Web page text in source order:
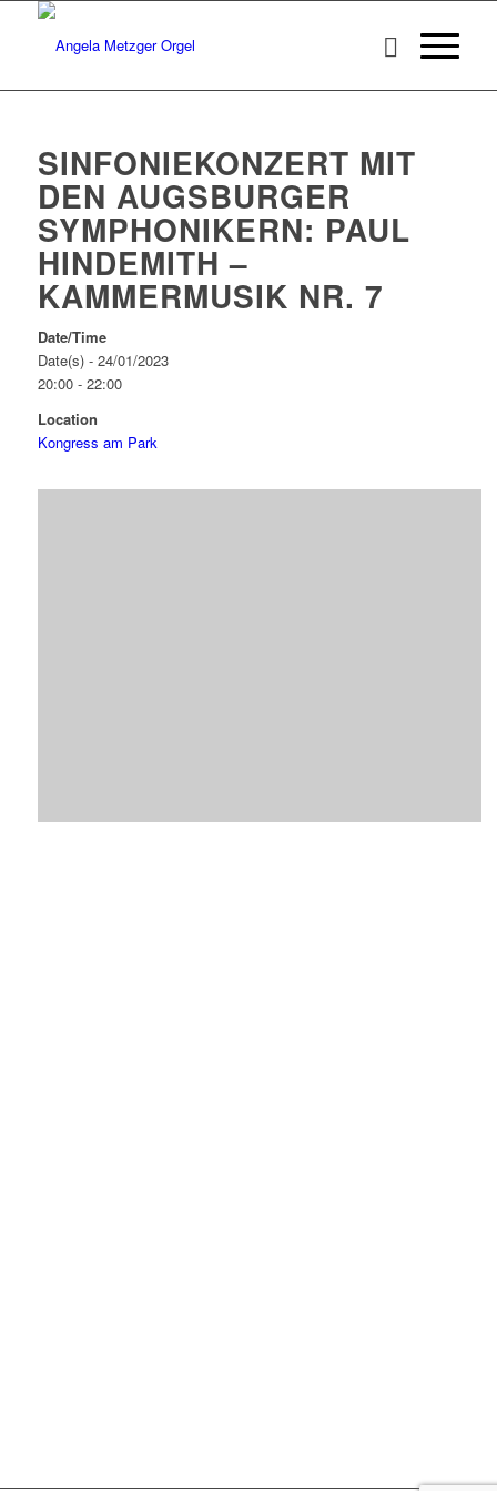
SINFONIEKONZERT MIT
DEN AUGSBURGER
SYMPHONIKERN: PAUL
HINDEMITH –
KAMMERMUSIK NR. 7
Date/Time
Date(s) - 24/01/2023
20:00 - 22:00
Location
Kongress am Park